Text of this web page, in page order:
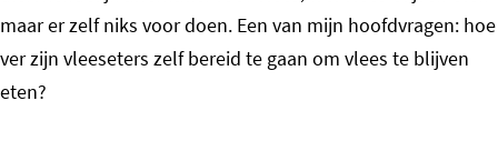
maar er zelf niks voor doen. Een van mijn hoofdvragen: hoe
ver zijn vleeseters zelf bereid te gaan om vlees te blijven
eten?